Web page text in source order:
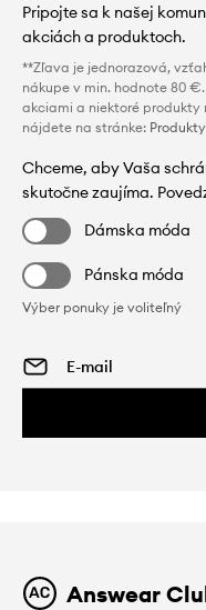
Pripojte sa k našej
akciách a produktoch.
**Zľava je jednorazová,
nákupe v min. hodnote 80
akciami a niektoré produkty
nájdete na stránke:
Chceme, aby Vaša
skutočne zaujíma.
Dámska móda
Pánska móda
Výber ponuky je voliteľný
Answear